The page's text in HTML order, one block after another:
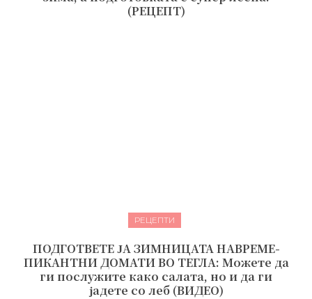
(РЕЦЕПТ)
РЕЦЕПТИ
ПОДГОТВЕТЕ ЈА ЗИМНИЦАТА НАВРЕМЕ-
ПИКАНТНИ ДОМАТИ ВО ТЕГЛА: Можете да
ги послужите како салата, но и да ги
јадете со леб (ВИДЕО)